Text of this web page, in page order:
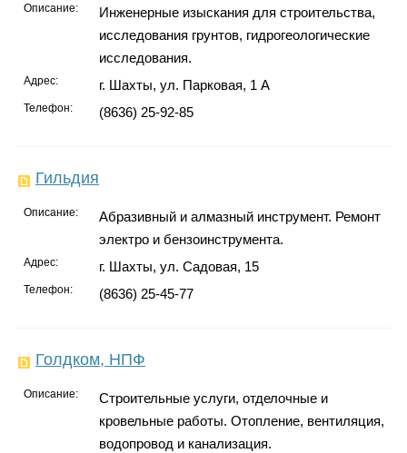
Описание:
Инженерные изыскания для строительства,
исследования грунтов, гидрогеологические
исследования.
Адрес: г. Шахты, ул. Парковая, 1 А
Телефон: (8636) 25-92-85
Гильдия
Описание:
Абразивный и алмазный инструмент. Ремонт
электро и бензоинструмента.
Адрес: г. Шахты, ул. Садовая, 15
Телефон: (8636) 25-45-77
Голдком, НПФ
Описание:
Строительные услуги, отделочные и
кровельные работы. Отопление, вентиляция,
водопровод и канализация.